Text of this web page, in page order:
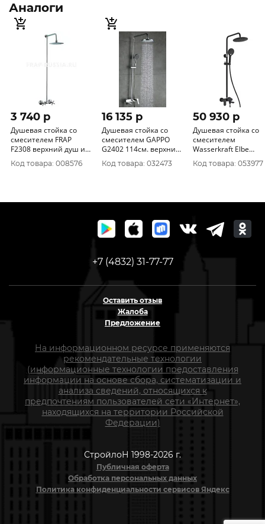
Аналоги
3 740 p
Душевая стойка со
смесителем FRAP
F2308 верхний душ и
смеситель с
маховиками,
Код товара: 008576
16 135 p
Душевая стойка со
смесителем GAPPO
G2402 114см. верхний
душ, лейка, короткий
излив, латунный
Код товара: 032473
50 930 p
Душевая стойка со
смесителем
Wasserkraft Elbe
A17401
Код товара: 053977
+7 (4832) 31-77-77
Оставить отзыв
Жалоба
Предложение
На информационном ресурсе применяются
рекомендательные технологии
(информационные технологии предоставления
информации на основе сбора, систематизации и
анализа сведений, относящихся к
предпочтениям пользователей сети «Интернет»,
находящихся на территории Российской
Федерации)
СтройлоН 1998-2026 г.
Публичная оферта
Обработка персональных данных
Политика конфиденциальности сервисов Яндекс